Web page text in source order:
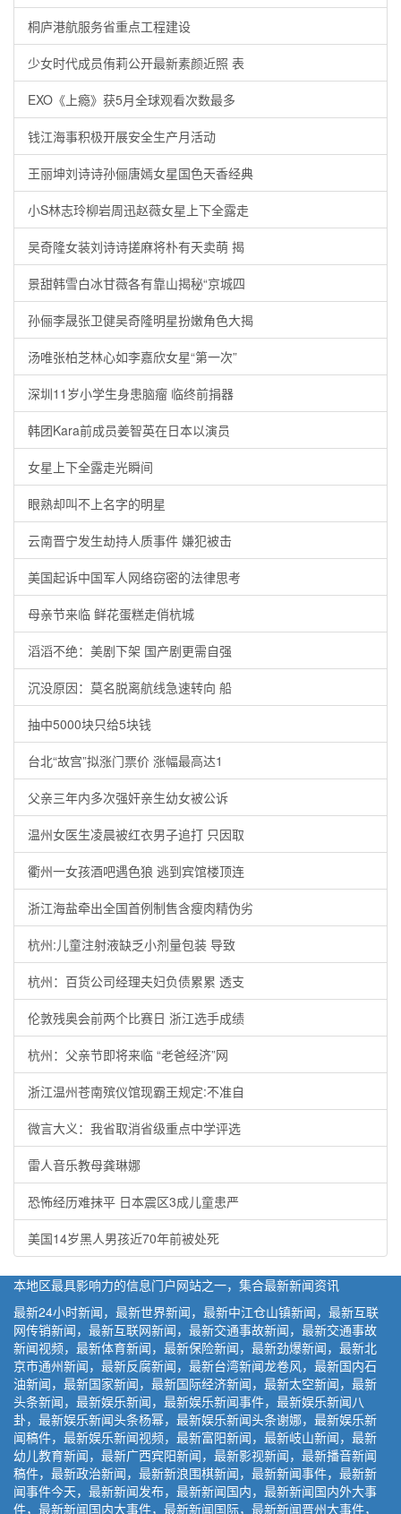
桐庐港航服务省重点工程建设
少女时代成员侑莉公开最新素颜近照 表
EXO《上瘾》获5月全球观看次数最多
钱江海事积极开展安全生产月活动
王丽坤刘诗诗孙俪唐嫣女星国色天香经典
小S林志玲柳岩周迅赵薇女星上下全露走
吴奇隆女装刘诗诗搓麻将朴有天卖萌 揭
景甜韩雪白冰甘薇各有靠山揭秘“京城四
孙俪李晟张卫健吴奇隆明星扮嫩角色大揭
汤唯张柏芝林心如李嘉欣女星“第一次”
深圳11岁小学生身患脑瘤 临终前捐器
韩团Kara前成员姜智英在日本以演员
女星上下全露走光瞬间
眼熟却叫不上名字的明星
云南晋宁发生劫持人质事件 嫌犯被击
美国起诉中国军人网络窃密的法律思考
母亲节来临 鲜花蛋糕走俏杭城
滔滔不绝：美剧下架 国产剧更需自强
沉没原因：莫名脱离航线急速转向 船
抽中5000块只给5块钱
台北“故宫”拟涨门票价 涨幅最高达1
父亲三年内多次强奸亲生幼女被公诉
温州女医生凌晨被红衣男子追打 只因取
衢州一女孩酒吧遇色狼 逃到宾馆楼顶连
浙江海盐牵出全国首例制售含瘦肉精伪劣
杭州:儿童注射液缺乏小剂量包装 导致
杭州：百货公司经理夫妇负债累累 透支
伦敦残奥会前两个比赛日 浙江选手成绩
杭州：父亲节即将来临 “老爸经济”网
浙江温州苍南殡仪馆现霸王规定:不准自
微言大义：我省取消省级重点中学评选
雷人音乐教母龚琳娜
恐怖经历难抹平 日本震区3成儿童患严
美国14岁黑人男孩近70年前被处死
本地区最具影响力的信息门户网站之一，集合最新新闻资讯
最新24小时新闻，最新世界新闻，最新中江仓山镇新闻，最新互联
网传销新闻，最新互联网新闻，最新交通事故新闻，最新交通事故
新闻视频，最新体育新闻，最新保险新闻，最新劲爆新闻，最新北
京市通州新闻，最新反腐新闻，最新台湾新闻龙卷风，最新国内石
油新闻，最新国家新闻，最新国际经济新闻，最新太空新闻，最新
头条新闻，最新娱乐新闻，最新娱乐新闻事件，最新娱乐新闻八
卦，最新娱乐新闻头条杨幂，最新娱乐新闻头条谢娜，最新娱乐新
闻稿件，最新娱乐新闻视频，最新富阳新闻，最新岐山新闻，最新
幼儿教育新闻，最新广西宾阳新闻，最新影视新闻，最新播音新闻
稿件，最新政治新闻，最新新浪围棋新闻，最新新闻事件，最新新
闻事件今天，最新新闻发布，最新新闻国内，最新新闻国内外大事
件，最新新闻国内大事件，最新新闻国际，最新新闻晋州大事件，